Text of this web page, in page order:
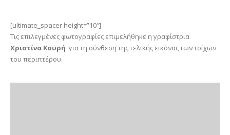
[ultimate_spacer height=”10″]
Τις επιλεγμένες φωτογραφίες επιμελήθηκε η γραφίστρια
Χριστίνα Κουρή για τη σύνθεση της τελικής εικόνας των τοίχων
του περιπτέρου.